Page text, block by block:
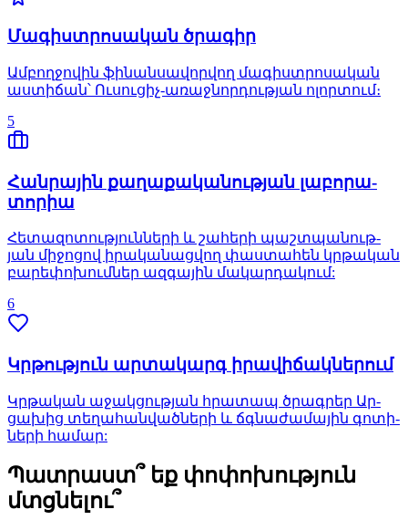
Մա­գիստ­րո­սա­կան ծրա­գիր
Ամ­բող­ջո­վին ֆի­նան­սա­վոր­վող մա­գիստ­րո­սա­կան
աս­տի­ճան՝ Ու­սու­ցիչ-ա­ռաջ­նոր­դութ­յան ո­լոր­տում։
5
Հան­րա­յին քա­ղա­քա­կա­նութ­յան լա­բո­րա­
տո­րիա
Հե­տա­զո­տութ­յուն­նե­րի և շա­հե­րի պաշտ­պա­նութ­
յան մի­ջո­ցով ի­րա­կա­նաց­վող փաս­տա­հեն կրթա­կան
բա­րե­փո­խում­ներ ազ­գա­յին մա­կար­դա­կում:
6
Կրթութ­յուն ար­տա­կարգ ի­րա­վի­ճակ­նե­րում
Կրթա­կան ա­ջակ­ցութ­յան հրա­տապ ծրագ­րեր Ար­
ցա­խից տե­ղա­հան­ված­նե­րի և ճգնա­ժա­մա­յին գո­տի­
նե­րի հա­մար:
Պատրաստ՞ եք փոփոխություն
մտցնելու՞